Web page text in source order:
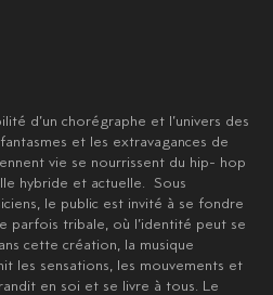
d’un chorégraphe et l’univers des
et les extravagances de
vie se nourrissent du hip- hop
hybride et actuelle. Sous
le public est invité à se fondre
parfois tribale, où l’identité peut se
cette création, la musique
les sensations, les mouvements et
en soi et se livre à tous. Le